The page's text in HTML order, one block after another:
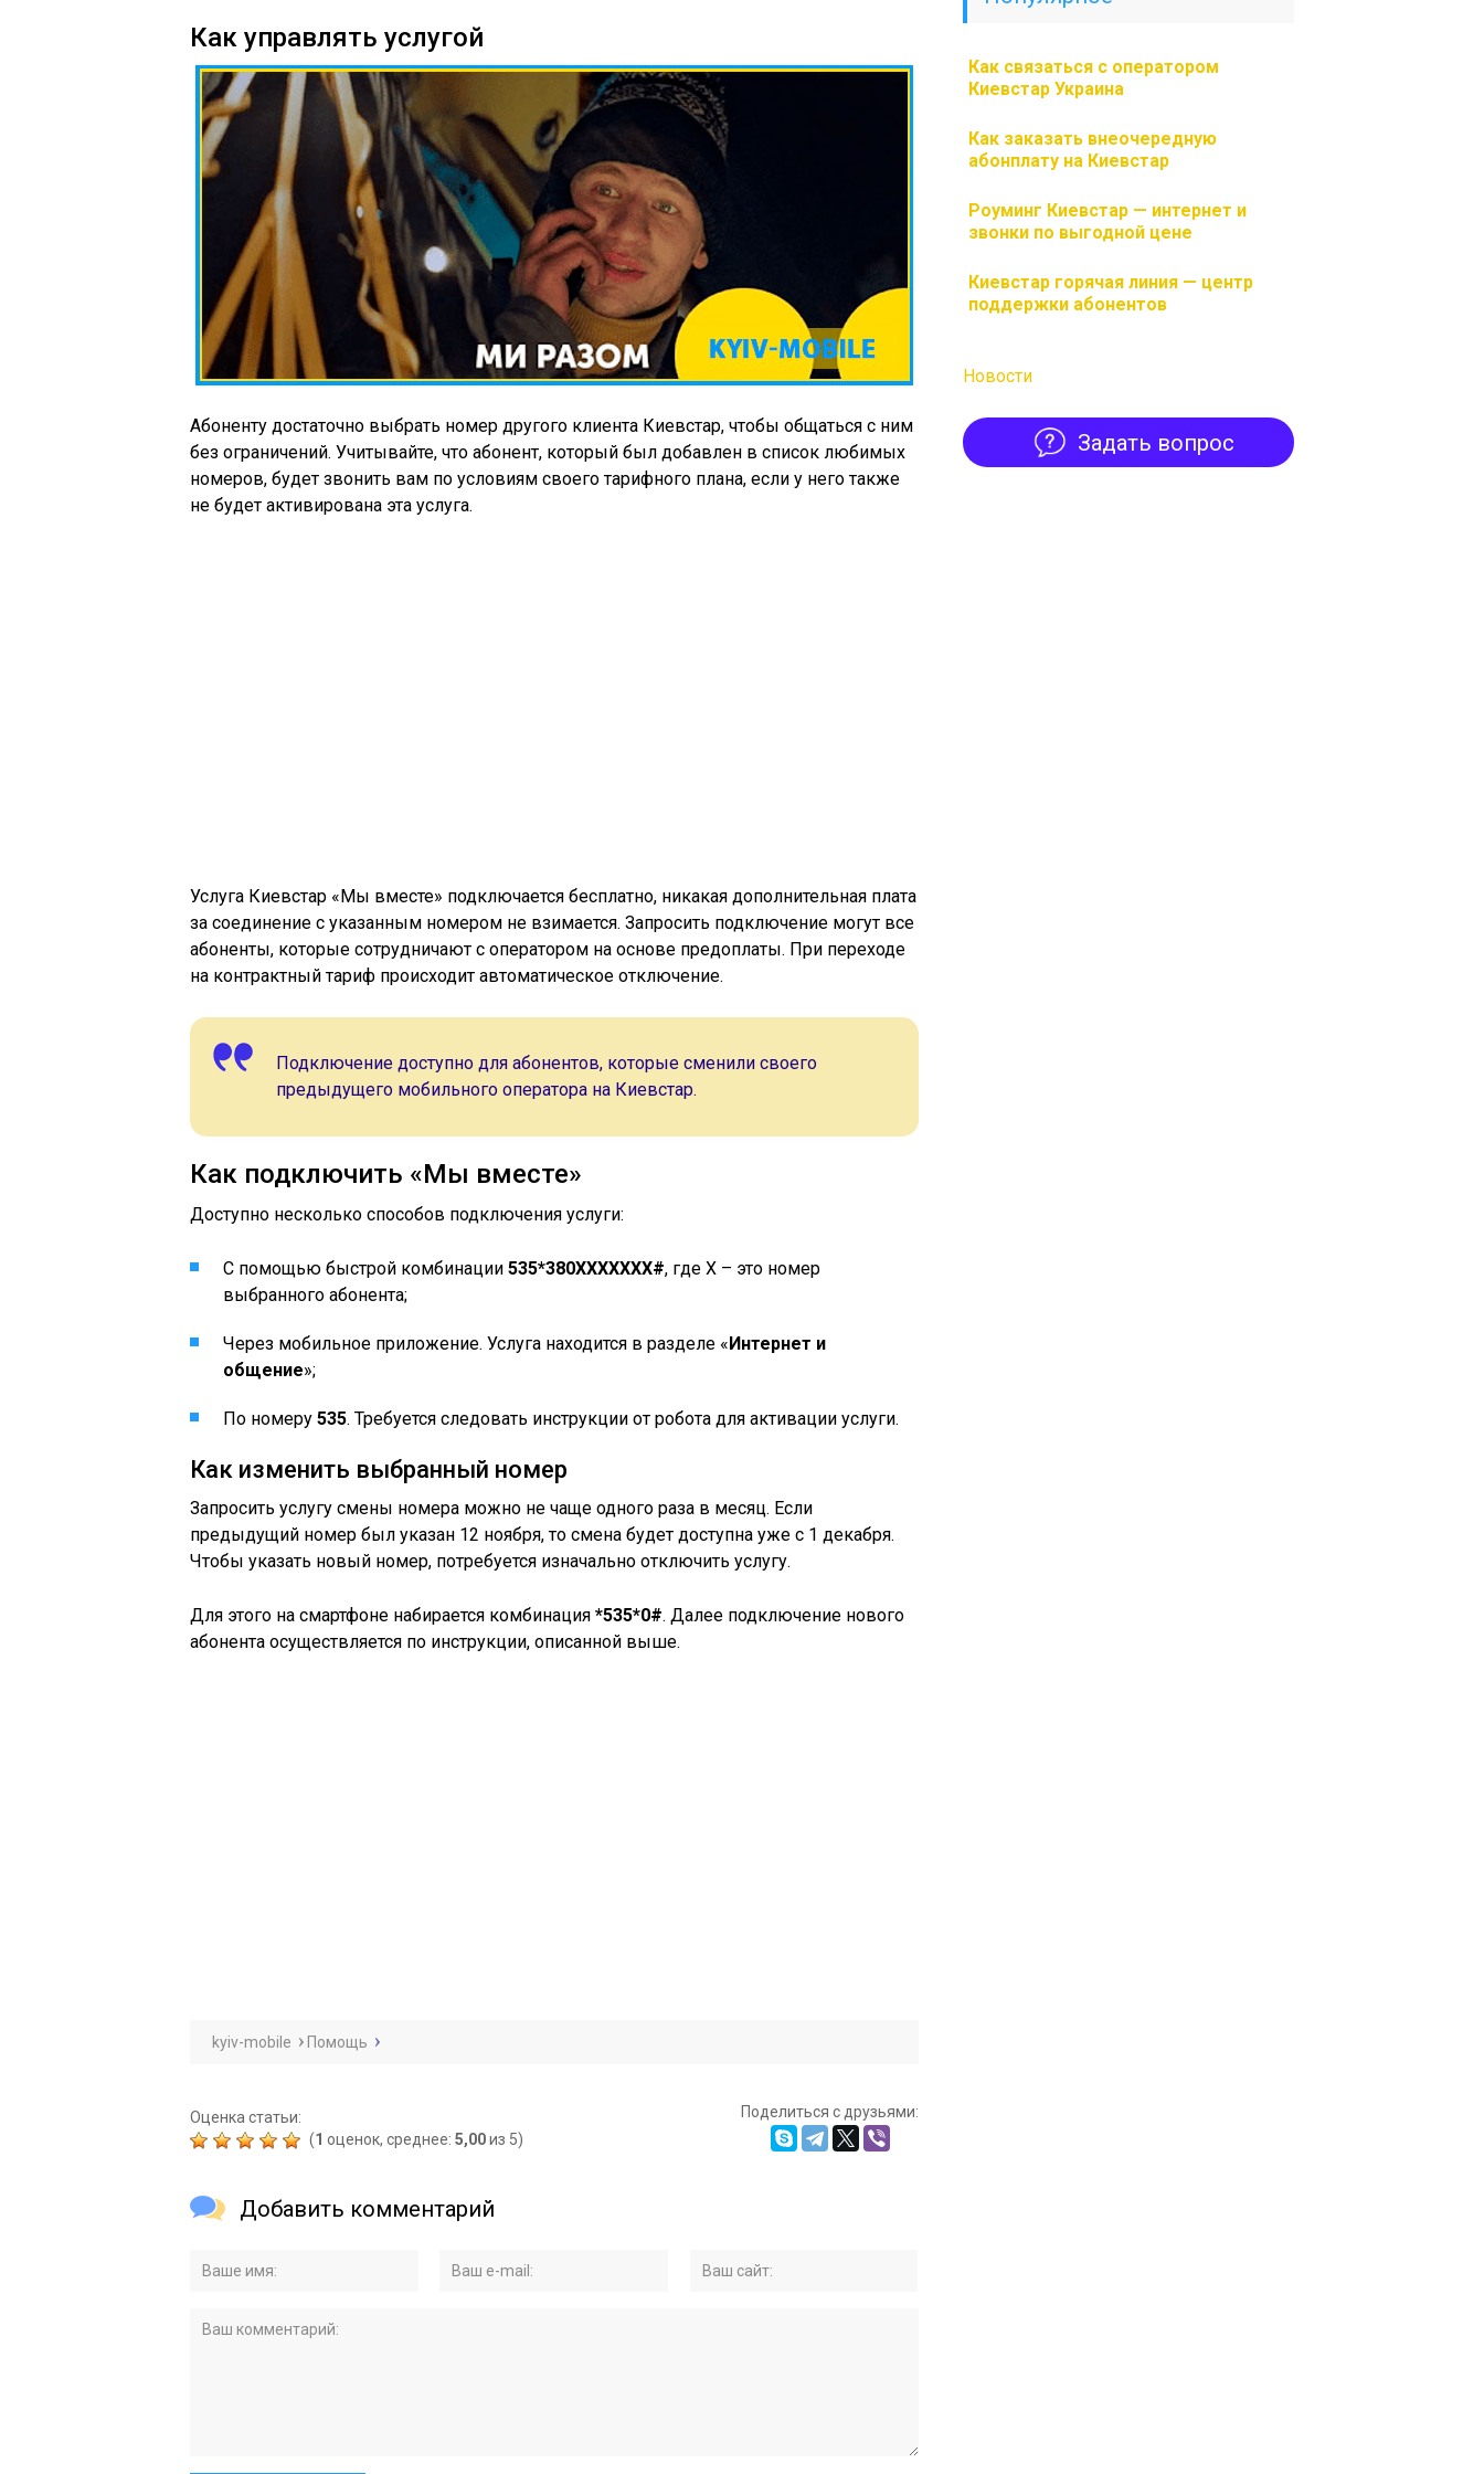
Как управлять услугой
Абоненту достаточно выбрать номер другого клиента Киевстар, чтобы общаться с ним
без ограничений. Учитывайте, что абонент, который был добавлен в список любимых
номеров, будет звонить вам по условиям своего тарифного плана, если у него также
не будет активирована эта услуга.
Услуга Киевстар «Мы вместе» подключается бесплатно, никакая дополнительная плата
за соединение с указанным номером не взимается. Запросить подключение могут все
абоненты, которые сотрудничают с оператором на основе предоплаты. При переходе
на контрактный тариф происходит автоматическое отключение.
Подключение доступно для абонентов, которые сменили своего
предыдущего мобильного оператора на Киевстар.
Как подключить «Мы вместе»
Доступно несколько способов подключения услуги:
С помощью быстрой комбинации 535*380ХХХХХХХ#, где Х – это номер
выбранного абонента;
Через мобильное приложение. Услуга находится в разделе «Интернет и
общение»;
По номеру 535. Требуется следовать инструкции от робота для активации услуги.
Как изменить выбранный номер
Запросить услугу смены номера можно не чаще одного раза в месяц. Если
предыдущий номер был указан 12 ноября, то смена будет доступна уже с 1 декабря.
Чтобы указать новый номер, потребуется изначально отключить услугу.
Для этого на смартфоне набирается комбинация *535*0#. Далее подключение нового
абонента осуществляется по инструкции, описанной выше.
kyiv-mobile Помощь
Оценка статьи:
(1 оценок, среднее: 5,00из 5)
Поделиться с друзьями:
Добавить комментарий
Как связаться с оператором
Киевстар Украина
Как заказать внеочередную
абонплату на Киевстар
Роуминг Киевстар — интернет и
звонки по выгодной цене
Киевстар горячая линия — центр
поддержки абонентов
Новости
Задать вопрос